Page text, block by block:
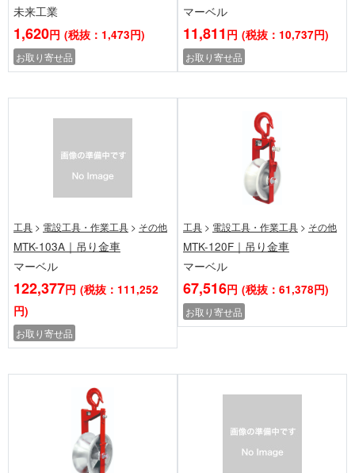
未来工業
1,620円 (税抜：1,473円)
お取り寄せ品
マーベル
11,811 円 (税抜：10,737円)
お取り寄せ品
工具 > 電設工具・作業工具 > その他
MTK-103A｜吊り金車
マーベル
122,377円 (税抜：111,252
円)
お取り寄せ品
工具 > 電設工具・作業工具 > その他
MTK-120F｜吊り金車
マーベル
67,516円 (税抜：61,378円)
お取り寄せ品